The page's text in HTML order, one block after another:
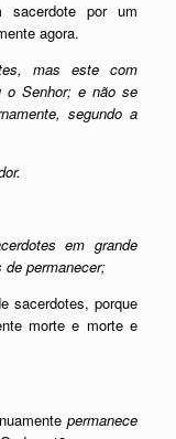
sacerdote por um
agora.
mas este com
o Senhor; e não se
segundo a
em grande
de permanecer;
sacerdotes, porque
morte e morte e
permanece